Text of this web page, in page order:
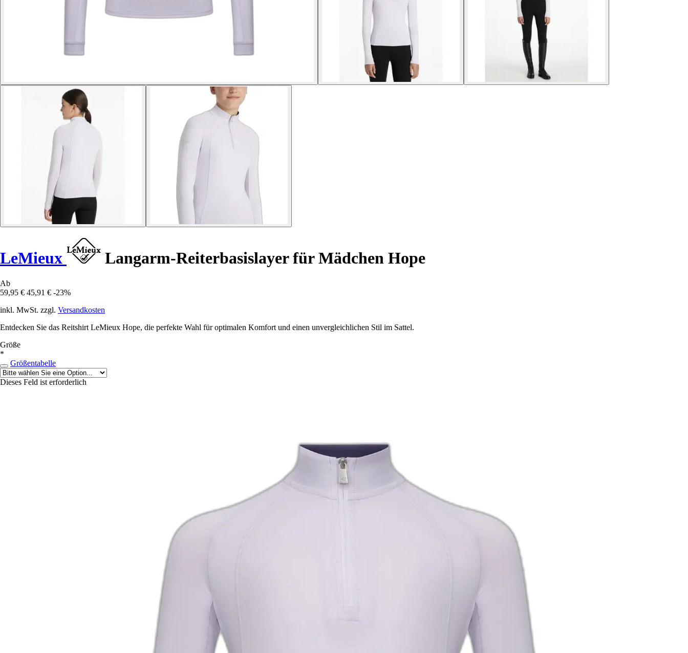
LeMieux Langarm-Reiterbasislayer für Mädchen Hope
Ab
59,95 € 45,91 € -23%
inkl. MwSt. zzgl. Versandkosten
Entdecken Sie das Reitshirt LeMieux Hope, die perfekte Wahl für optimalen Komfort und einen unvergleichlichen Stil im Sattel.
Größe
*
Größentabelle
Dieses Feld ist erforderlich